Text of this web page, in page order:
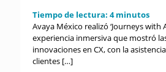
Tiempo de lectura: 4 minutos
Avaya México realizó ‘Journeys with
experiencia inmersiva que mostró
innovaciones en CX, con la
clientes […]